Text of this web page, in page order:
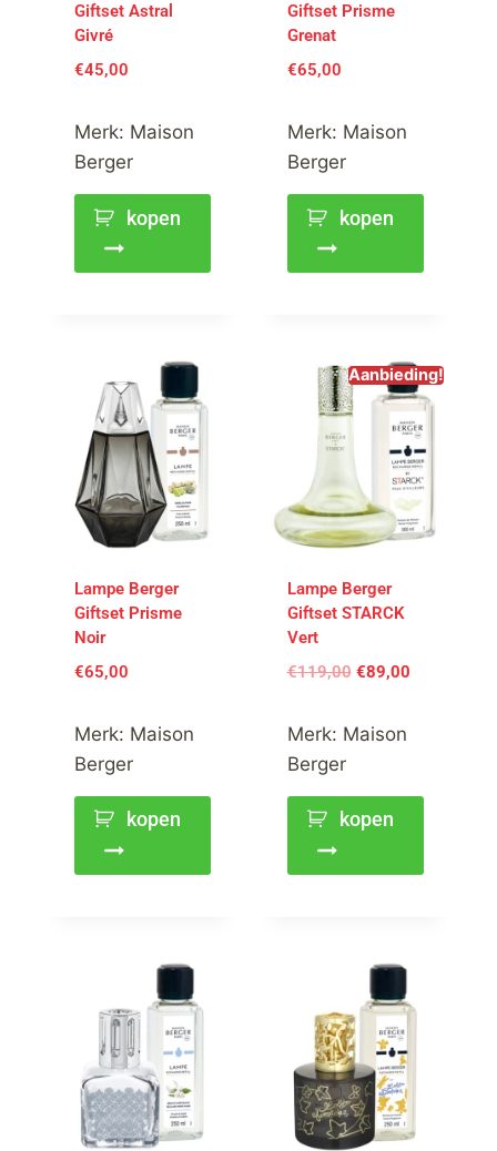
Giftset Astral
Givré
€45,00
Merk: Maison
Berger
kopen
Giftset Prisme
Grenat
€65,00
Merk: Maison
Berger
kopen
Lampe Berger
Giftset Prisme
Noir
€65,00
Merk: Maison
Berger
kopen
Aanbieding!
Lampe Berger
Giftset STARCK
Vert
€119,00 €89,00
Merk: Maison
Berger
kopen